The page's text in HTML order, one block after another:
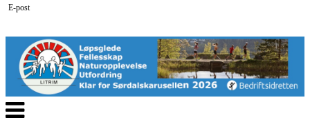
Veksle
navigasjon
E-post